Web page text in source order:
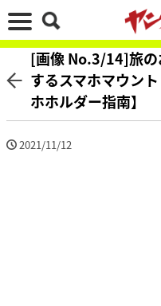
[画像 No.3/14]旅の
するスマホマウン
ホホルダー指南】
2021/11/12